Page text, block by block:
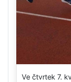
Ve čtvrtek 7.